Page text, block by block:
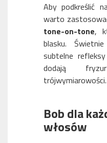
Aby podkreślić
warto
tone-on-tone,
blasku.
subtelne
dodają
trójwymiarowości.
Bob dla
włosów